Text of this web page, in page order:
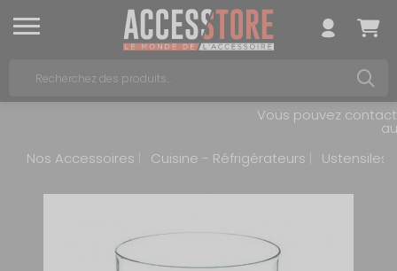
Vous pouvez
au
Nos Accessoires
Cuisine - Réfrigérateurs Ustensiles